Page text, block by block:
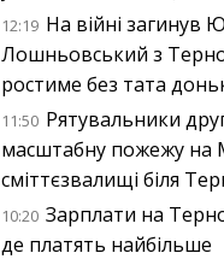
12:19 На війні загинув
Лошньовський з
ростиме без тата
11:50 Рятувальники
масштабну пожежу на
сміттєзвалищі біля
10:20 Зарплати на
де платять найбільше